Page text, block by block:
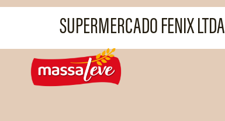
SUPERMERCADO FENIX LTDA